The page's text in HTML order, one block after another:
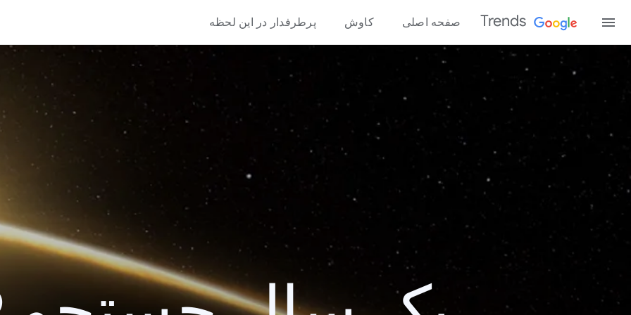
Trends صفحه اصلی کاوش پرطرفدار در این لحظه